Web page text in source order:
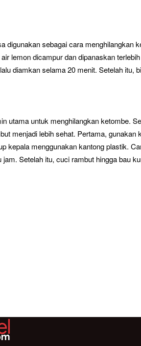
digunakan sebagai cara menghilangkan
lemon dicampur dan dipanaskan
diamkan selama 20 menit. Setelah itu,
utama untuk menghilangkan ketombe.
menjadi lebih sehat. Pertama, gunakan
kepala menggunakan kantong plastik.
Setelah itu, cuci rambut hingga bau